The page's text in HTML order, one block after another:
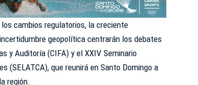
cambios regulatorios, la creciente
geopolítica centrarán los debates
y Auditoría (CIFA) y el XXIV Seminario
(SELATCA), que reunirá en Santo Domingo a
región.